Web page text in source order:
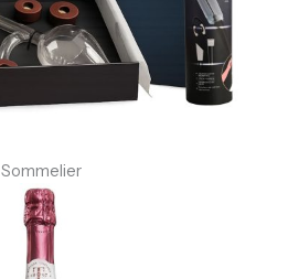
Sommelier